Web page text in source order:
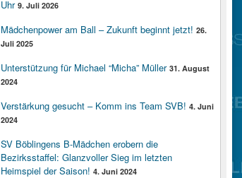
Uhr 9. Juli 2026
Mädchenpower am Ball – Zukunft beginnt jetzt! 26.
Juli 2025
Unterstützung für Michael “Micha” Müller 31. August
2024
Verstärkung gesucht – Komm ins Team SVB! 4. Juni
2024
SV Böblingens B-Mädchen erobern die
Bezirksstaffel: Glanzvoller Sieg im letzten
Heimspiel der Saison! 4. Juni 2024